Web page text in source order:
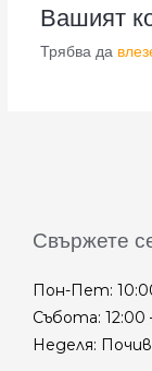
Вашият
Трябва да
Свържете
Пон-Пет:
Събота: 12:00
Неделя: